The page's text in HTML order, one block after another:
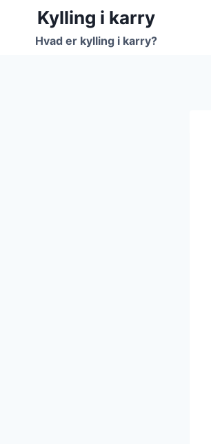
Fortsæt
indhold
Kylling i karry
Hvad er kylling i karry?